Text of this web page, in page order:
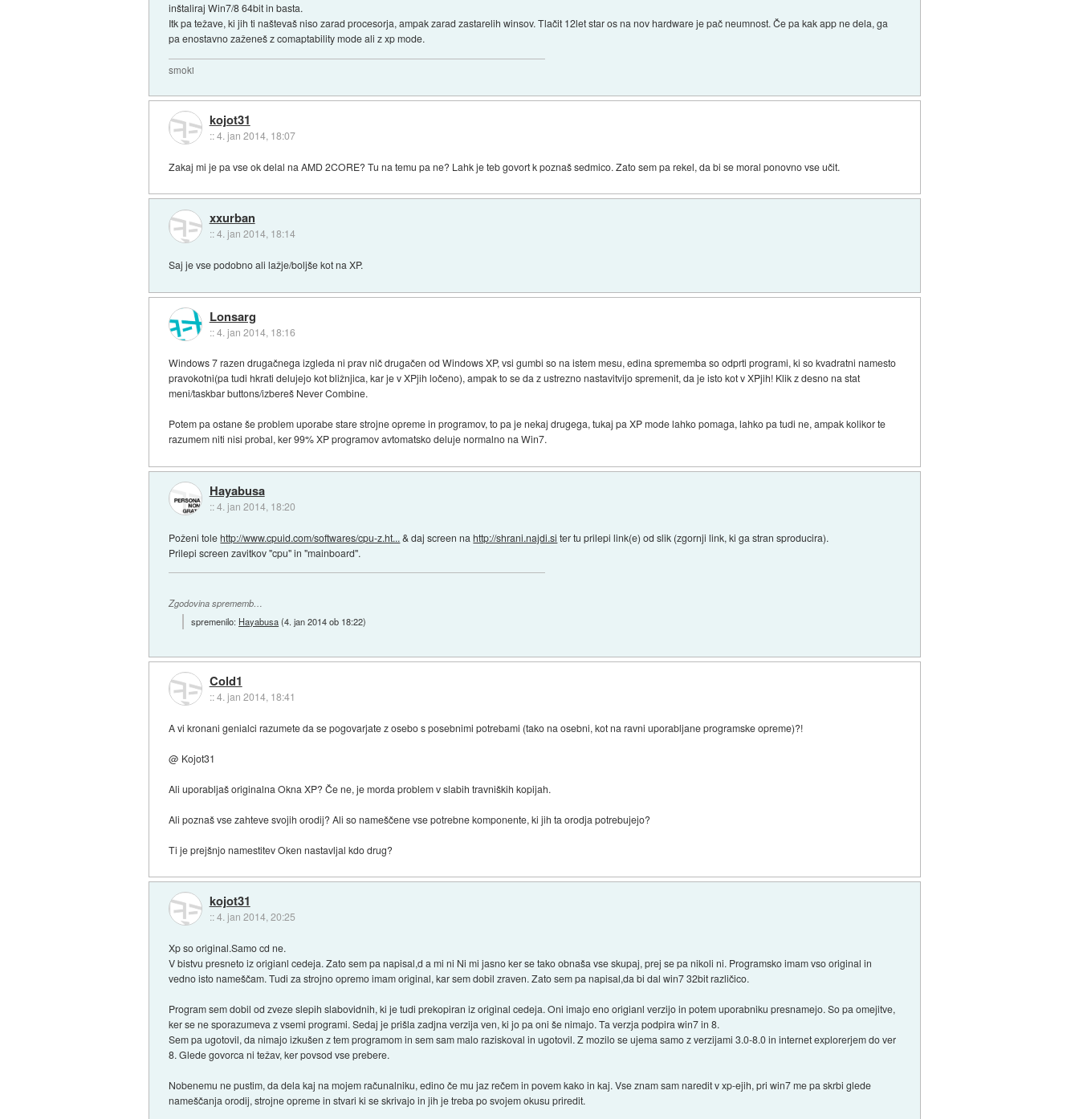
inštaliraj Win7/8 64bit in basta.
Itk pa težave, ki jih ti naštevaš niso zarad procesorja, ampak zarad zastarelih winsov. Tlačit 12let star os na nov hardware je pač neumnost. Če pa kak app ne dela, ga
pa enostavno zaženeš z comaptability mode ali z xp mode.
smoki
kojot31
::4. jan 2014, 18:07
Zakaj mi je pa vse ok delal na AMD 2CORE? Tu na temu pa ne? Lahk je teb govort k poznaš sedmico. Zato sem pa rekel, da bi se moral ponovno vse učit.
xxurban
::4. jan 2014, 18:14
Saj je vse podobno ali lažje/boljše kot na XP.
Lonsarg
::4. jan 2014, 18:16
Windows 7 razen drugačnega izgleda ni prav nič drugačen od Windows XP, vsi gumbi so na istem mesu, edina sprememba so odprti programi, ki so kvadratni namesto
pravokotni(pa tudi hkrati delujejo kot bližnjica, kar je v XPjih ločeno), ampak to se da z ustrezno nastavitvijo spremenit, da je isto kot v XPjih! Klik z desno na stat
meni/taskbar buttons/izbereš Never Combine.
Potem pa ostane še problem uporabe stare strojne opreme in programov, to pa je nekaj drugega, tukaj pa XP mode lahko pomaga, lahko pa tudi ne, ampak kolikor te
razumem niti nisi probal, ker 99% XP programov avtomatsko deluje normalno na Win7.
Hayabusa
::4. jan 2014, 18:20
Poženi tolehttp://www.cpuid.com/softwares/cpu-z.ht... & daj screen nahttp://shrani.najdi.si ter tu prilepi link(e) od slik (zgornji link, ki ga stran sproducira).
Prilepi screen zavitkov "cpu" in "mainboard".
Zgodovina sprememb…
spremenilo: Hayabusa(4. jan 2014 ob 18:22)
Cold1
::4. jan 2014, 18:41
A vi kronani genialci razumete da se pogovarjate z osebo s posebnimi potrebami (tako na osebni, kot na ravni uporabljane programske opreme)?!
@ Kojot31
Ali uporabljaš originalna Okna XP? Če ne, je morda problem v slabih travniških kopijah.
Ali poznaš vse zahteve svojih orodij? Ali so nameščene vse potrebne komponente, ki jih ta orodja potrebujejo?
Ti je prejšnjo namestitev Oken nastavljal kdo drug?
kojot31
::4. jan 2014, 20:25
Xp so original.Samo cd ne.
V bistvu presneto iz origianl cedeja. Zato sem pa napisal,d a mi ni Ni mi jasno ker se tako obnaša vse skupaj, prej se pa nikoli ni. Programsko imam vso original in
vedno isto nameščam. Tudi za strojno opremo imam original, kar sem dobil zraven. Zato sem pa napisal,da bi dal win7 32bit različico.
Program sem dobil od zveze slepih slabovidnih, ki je tudi prekopiran iz original cedeja. Oni imajo eno origianl verzijo in potem uporabniku presnamejo. So pa omejitve,
ker se ne sporazumeva z vsemi programi. Sedaj je prišla zadjna verzija ven, ki jo pa oni še nimajo. Ta verzja podpira win7 in 8.
Sem pa ugotovil, da nimajo izkušen z tem programom in sem sam malo raziskoval in ugotovil. Z mozilo se ujema samo z verzijami 3.0-8.0 in internet explorerjem do ver
8. Glede govorca ni težav, ker povsod vse prebere.
Nobenemu ne pustim, da dela kaj na mojem računalniku, edino če mu jaz rečem in povem kako in kaj. Vse znam sam naredit v xp-ejih, pri win7 me pa skrbi glede
nameščanja orodij, strojne opreme in stvari ki se skrivajo in jih je treba po svojem okusu priredit.